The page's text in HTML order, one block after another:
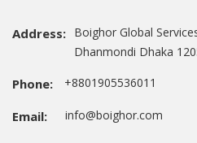
Address: Boighor Global
Dhanmondi Dhaka
Phone: +8801905536011
Email: info@boighor.com